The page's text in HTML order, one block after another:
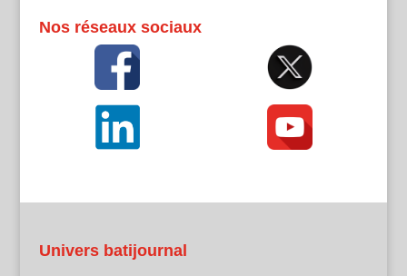
Nos réseaux sociaux
Univers batijournal